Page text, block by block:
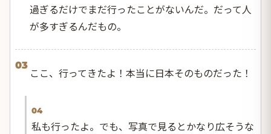
過ぎるだけでまだ行ったことがないんだ。だって人
が多すぎるんだもの。
03
ここ、行ってきたよ！本当に日本そのものだった！
04
私も行ったよ。でも、写真で見るとかなり広そうな